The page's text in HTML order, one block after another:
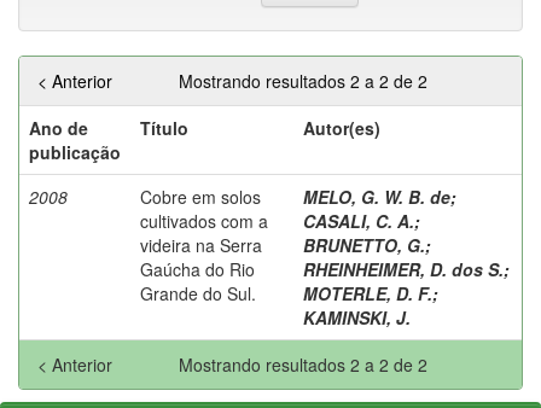
Mostrando resultados 2 a 2 de 2
< Anterior
Ano de
publicação
Título Autor(es)
2008
Cobre em solos
cultivados com a
videira na Serra
Gaúcha do Rio
Grande do Sul.
MELO, G. W. B. de;
CASALI, C. A.;
BRUNETTO, G.;
RHEINHEIMER, D. dos S.;
MOTERLE, D. F.;
KAMINSKI, J.
Mostrando resultados 2 a 2 de 2
< Anterior